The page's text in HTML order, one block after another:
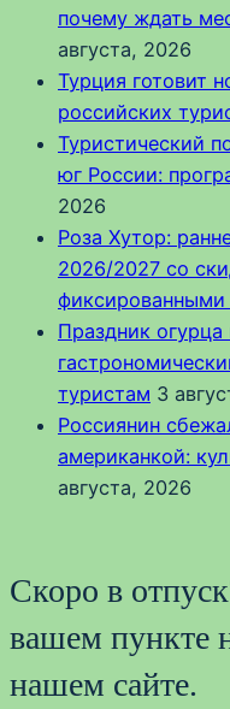
почему ждать
августа, 2026
Турция готовит
российских
Туристический
юг России:
2026
Роза Хутор:
2026/2027 со
фиксированными
Праздник огурца
туристам 3
Россиянин
американкой:
августа, 2026
Скоро в
вашем пункте
нашем сайте.